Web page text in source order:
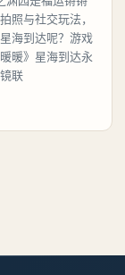
照与社交玩法，
海到达呢？游戏
暖》星海到达永
联